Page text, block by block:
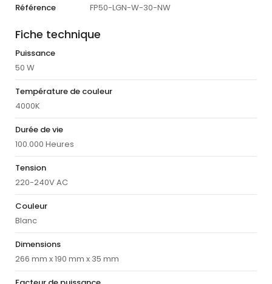
Référence
FP50-LGN-W-30-NW
Fiche technique
Puissance
50 W
Température de couleur
4000K
Durée de vie
100.000 Heures
Tension
220-240V AC
Couleur
Blanc
Dimensions
266 mm x 190 mm x 35 mm